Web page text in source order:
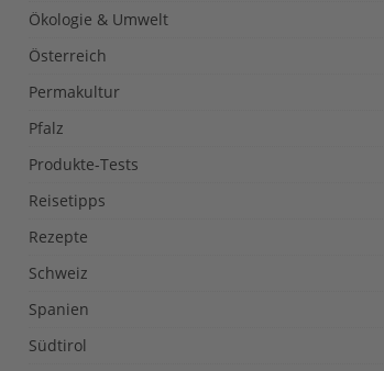
Ökologie & Umwelt
Österreich
Permakultur
Pfalz
Produkte-Tests
Reisetipps
Rezepte
Schweiz
Spanien
Südtirol